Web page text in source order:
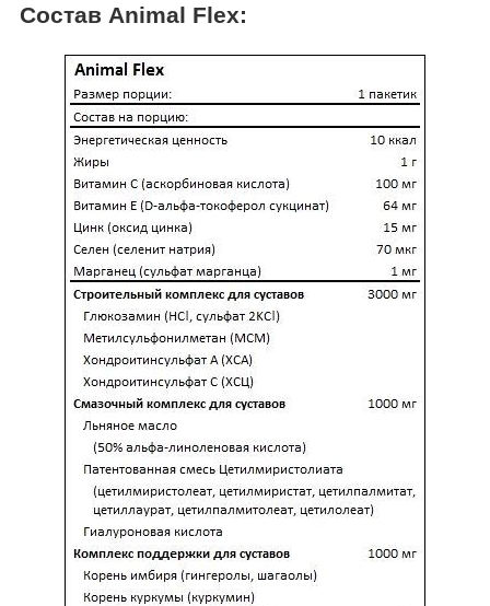
Состав Animal Flex: